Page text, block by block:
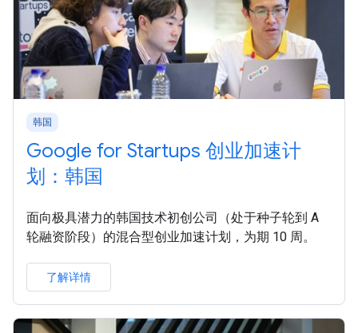
韩国
Google for Startups 创业加速计
划：韩国
面向极具潜力的韩国技术初创公司（处于种子轮到 A
轮融资阶段）的混合型创业加速计划，为期 10 周。
了解详情